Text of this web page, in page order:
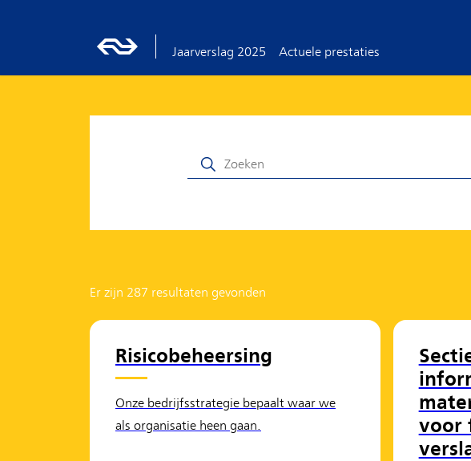
Jaarverslag 2025 Actuele prestaties
Er zijn 287 resultaten gevonden
Risicobeheersing
Onze bedrijfsstrategie bepaalt waar we
als organisatie heen gaan.
voor